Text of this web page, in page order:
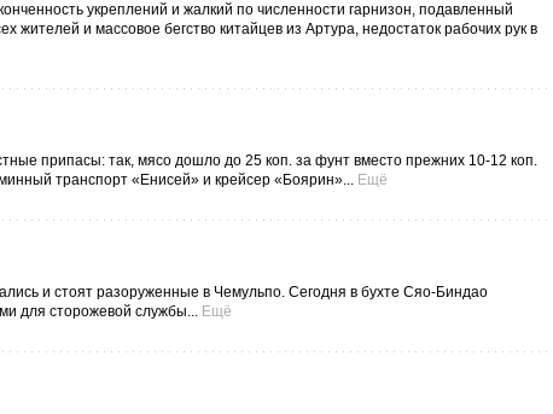
укреплений и жалкий по численности гарнизон, подавленный
и массовое бегство китайцев из Артура, недостаток рабочих рук в
припасы: так, мясо дошло до 25 коп. за фунт вместо прежних 10-12 коп.
транспорт «Енисей» и крейсер «Боярин»... Ещё
и стоят разоруженные в Чемульпо. Сегодня в бухте Сяо-Биндао
для сторожевой службы... Ещё